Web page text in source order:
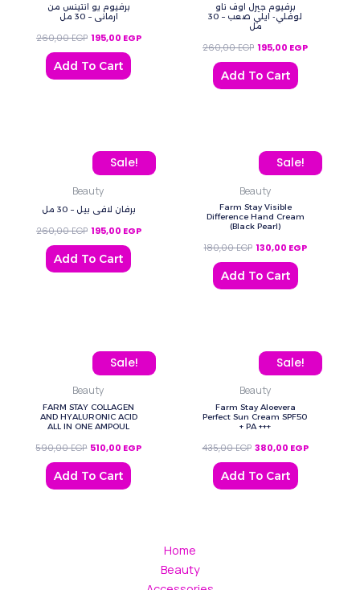
برفيوم يو انتينس من
ارماني – 30 مل
260,00EGP 195,00 EGP
Add To Cart
برفيوم جيرل اوف ناو
لوفلي- ايلي صعب – 30
مل
260,00EGP 195,00 EGP
Add To Cart
Sale!
Beauty
برفان لافي بيل – 30 مل
260,00EGP
Original price was: 260,00 EGP.
195,00 EGP
Current price is: 195,00 EGP.
Add To Cart
Sale!
Beauty
Farm Stay Visible
Difference Hand Cream
(Black Pearl)
180,00EGP
Original price was:
130,00 EGP
Current
Add To Cart
Sale!
Beauty
FARM STAY COLLAGEN
AND HYALURONIC ACID
ALL IN ONE AMPOUL
590,00EGP
Original price was: 590,00 EGP.
510,00 EGP
Current price is: 510,00 EGP.
Add To Cart
Sale!
Beauty
Farm Stay Aloevera
Perfect Sun Cream SPF50
+ PA +++
435,00EGP
Original price was:
380,00 EGP
Current
Add To Cart
Home
Beauty